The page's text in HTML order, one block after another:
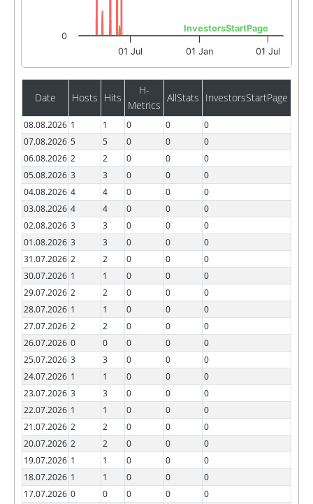
InvestorsStartPage
01 Jul 01 Jan 01 Jul
0
Date Hosts Hits
H-
Metrics
AllStats InvestorsStartPage
08.08.2026 1 1 0 0
0
07.08.2026 5 5 0 0
0
06.08.2026 2 2 0 0
0
05.08.2026 3 3 0 0
0
04.08.2026 4 4 0 0
0
03.08.2026 4 4 0 0
0
02.08.2026 3 3 0 0
0
01.08.2026 3 3 0 0
0
31.07.2026 2 2 0 0
0
30.07.2026 1 1 0 0
0
29.07.2026 2 2 0 0
0
28.07.2026 1 1 0 0
0
27.07.2026 2 2 0 0
0
26.07.2026 0 0 0 0
0
25.07.2026 3 3 0 0
0
24.07.2026 1 1 0 0
0
23.07.2026 3 3 0 0
0
22.07.2026 1 1 0 0
0
21.07.2026 2 2 0 0
0
20.07.2026 2 2 0 0
0
19.07.2026 1 1 0 0
0
18.07.2026 1 1 0 0
0
17.07.2026 0 0 0 0
0